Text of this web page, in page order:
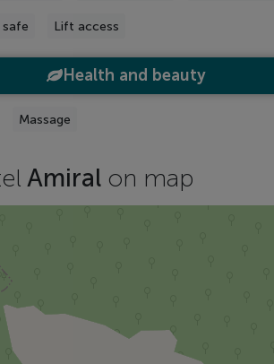
Lift access
Health and beauty
Massage
Amiral on map